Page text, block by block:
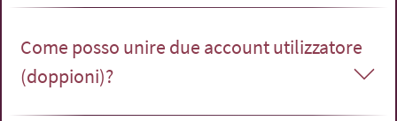
Come posso unire due account utilizzatore
(doppioni)?